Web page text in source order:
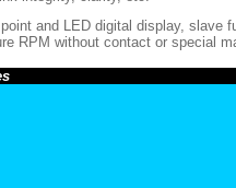
and LED digital display, slave
RPM without contact or special